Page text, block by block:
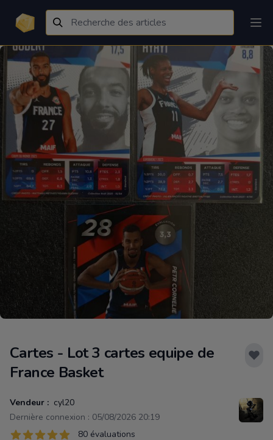
Cartes - Lot 3 cartes equipe de
France Basket
Vendeur : cyl20
Dernière connexion : 05/08/2026 20:19
Évaluations 80 évaluations